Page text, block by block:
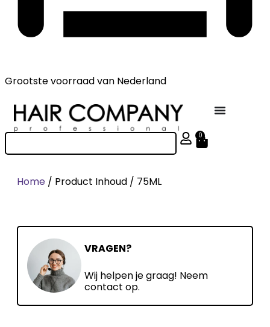
Grootste voorraadvan Nederland
0
Home / Product Inhoud / 75ML
VRAGEN?
Wij helpen je graag! Neem
contact op.